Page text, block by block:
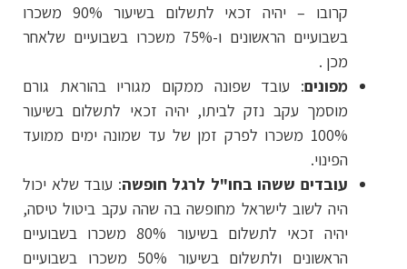
קרובו – יהיה זכאי לתשלום בשיעור 90% משכרו
בשבועיים הראשונים ו-75% משכרו בשבועיים שלאחר
מכן .
מפונים: עובד שפונה ממקום מגוריו בהוראת גורם
מוסמך עקב נזק לביתו, יהיה זכאי לתשלום בשיעור
100% משכרו לפרק זמן של עד שמונה ימים ממועד
הפינוי.
עובדים ששהו בחו"ל לרגל חופשה: עובד שלא יכול
היה לשוב לישראל מחופשה בה שהה עקב ביטול טיסה,
יהיה זכאי לתשלום בשיעור 80% משכרו בשבועיים
הראשונים ולתשלום בשיעור 50% משכרו בשבועיים